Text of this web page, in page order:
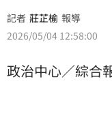
記者 莊芷榆 報導
2026/05/04 12:58:00
政治中心／綜合